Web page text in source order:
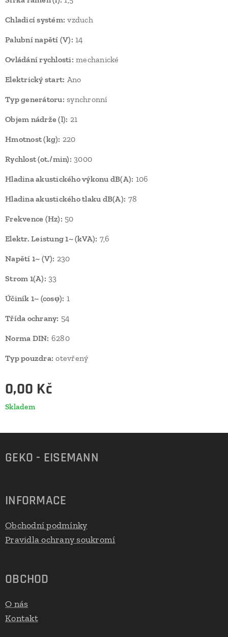
Chladicí systém: vzduch
Palubní napětí (V): 14
Ovládání rychlosti: mechanické
Elektrický start: Ano
Typ generátoru: synchronní
Objem nádrže (l): 21
Hmotnost (kg): 220
Rychlost (ot./min): 3000
Hladina akustického výkonu dB(A): 106
Hladina akustického tlaku dB(A): 78
Frekvence (Hz): 50
Elektr. Leistung 1~ (kVA): 7,6
Napětí 1~ (V): 230
Strom 1(A): 33
Účiník 1~ (cosφ): 1
Třída ochrany: 54
Norma DIN: 6280
Typ pouzdra: otevřený
0,00 Kč
Skladem
GEKO - EISEMANN
INFORMACE
Obchodní podmínky
Pravidla ochrany soukromí
OBCHOD
O nás
Kontakt